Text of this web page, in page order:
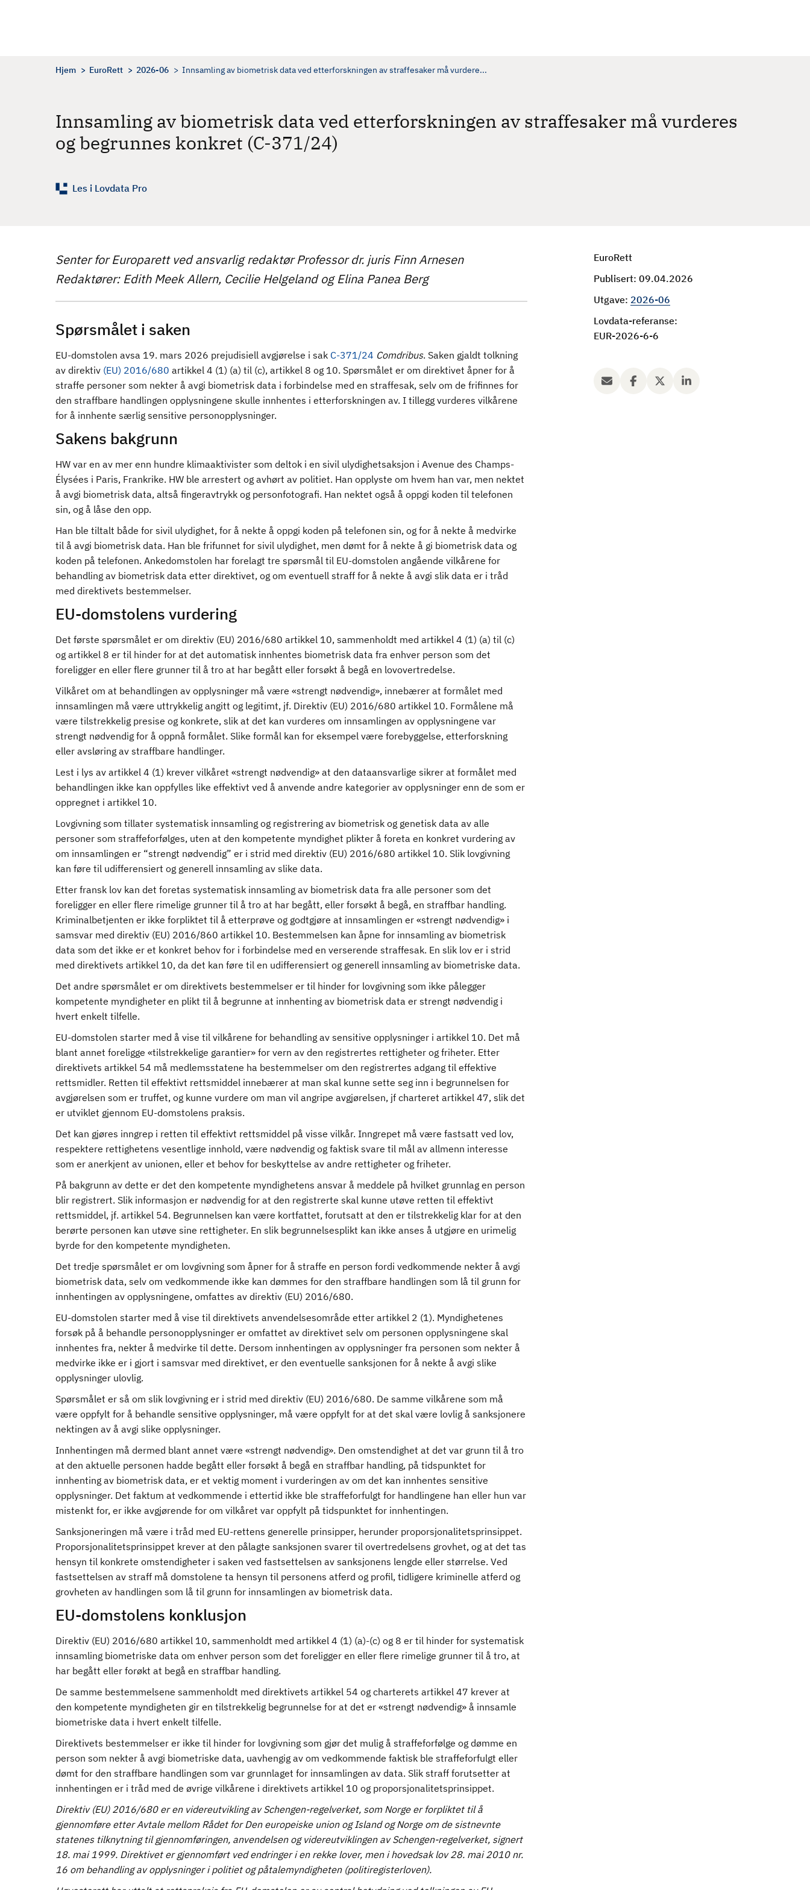
Hjem EuroRett 2026-06 Innsamling av biometrisk data ved etterforskningen av straffesaker må vurdere...
Innsamling av biometrisk data ved etterforskningen av straffesaker må vurderes
og begrunnes konkret (C-371/24)
Les i Lovdata Pro
Senter for Europarett ved ansvarlig redaktør Professor dr. juris Finn Arnesen
Redaktører: Edith Meek Allern, Cecilie Helgeland og Elina Panea Berg
Spørsmålet i saken
EU-domstolen avsa 19. mars 2026 prejudisiell avgjørelse i sak C-371/24 Comdribus. Saken gjaldt tolkning
av direktiv (EU) 2016/680 artikkel 4 (1) (a) til (c), artikkel 8 og 10. Spørsmålet er om direktivet åpner for å
straffe personer som nekter å avgi biometrisk data i forbindelse med en straffesak, selv om de frifinnes for
den straffbare handlingen opplysningene skulle innhentes i etterforskningen av. I tillegg vurderes vilkårene
for å innhente særlig sensitive personopplysninger.
Sakens bakgrunn
HW var en av mer enn hundre klimaaktivister som deltok i en sivil ulydighetsaksjon i Avenue des Champs-
Élysées i Paris, Frankrike. HW ble arrestert og avhørt av politiet. Han opplyste om hvem han var, men nektet
å avgi biometrisk data, altså fingeravtrykk og personfotografi. Han nektet også å oppgi koden til telefonen
sin, og å låse den opp.
Han ble tiltalt både for sivil ulydighet, for å nekte å oppgi koden på telefonen sin, og for å nekte å medvirke
til å avgi biometrisk data. Han ble frifunnet for sivil ulydighet, men dømt for å nekte å gi biometrisk data og
koden på telefonen. Ankedomstolen har forelagt tre spørsmål til EU-domstolen angående vilkårene for
behandling av biometrisk data etter direktivet, og om eventuell straff for å nekte å avgi slik data er i tråd
med direktivets bestemmelser.
EU-domstolens vurdering
Det første spørsmålet er om direktiv (EU) 2016/680 artikkel 10, sammenholdt med artikkel 4 (1) (a) til (c)
og artikkel 8 er til hinder for at det automatisk innhentes biometrisk data fra enhver person som det
foreligger en eller flere grunner til å tro at har begått eller forsøkt å begå en lovovertredelse.
Vilkåret om at behandlingen av opplysninger må være «strengt nødvendig», innebærer at formålet med
innsamlingen må være uttrykkelig angitt og legitimt, jf. Direktiv (EU) 2016/680 artikkel 10. Formålene må
være tilstrekkelig presise og konkrete, slik at det kan vurderes om innsamlingen av opplysningene var
strengt nødvendig for å oppnå formålet. Slike formål kan for eksempel være forebyggelse, etterforskning
eller avsløring av straffbare handlinger.
Lest i lys av artikkel 4 (1) krever vilkåret «strengt nødvendig» at den dataansvarlige sikrer at formålet med
behandlingen ikke kan oppfylles like effektivt ved å anvende andre kategorier av opplysninger enn de som er
oppregnet i artikkel 10.
Lovgivning som tillater systematisk innsamling og registrering av biometrisk og genetisk data av alle
personer som straffeforfølges, uten at den kompetente myndighet plikter å foreta en konkret vurdering av
om innsamlingen er “strengt nødvendig” er i strid med direktiv (EU) 2016/680 artikkel 10. Slik lovgivning
kan føre til udifferensiert og generell innsamling av slike data.
Etter fransk lov kan det foretas systematisk innsamling av biometrisk data fra alle personer som det
foreligger en eller flere rimelige grunner til å tro at har begått, eller forsøkt å begå, en straffbar handling.
Kriminalbetjenten er ikke forpliktet til å etterprøve og godtgjøre at innsamlingen er «strengt nødvendig» i
samsvar med direktiv (EU) 2016/860 artikkel 10. Bestemmelsen kan åpne for innsamling av biometrisk
data som det ikke er et konkret behov for i forbindelse med en verserende straffesak. En slik lov er i strid
med direktivets artikkel 10, da det kan føre til en udifferensiert og generell innsamling av biometriske data.
Det andre spørsmålet er om direktivets bestemmelser er til hinder for lovgivning som ikke pålegger
kompetente myndigheter en plikt til å begrunne at innhenting av biometrisk data er strengt nødvendig i
hvert enkelt tilfelle.
EU-domstolen starter med å vise til vilkårene for behandling av sensitive opplysninger i artikkel 10. Det må
blant annet foreligge «tilstrekkelige garantier» for vern av den registrertes rettigheter og friheter. Etter
direktivets artikkel 54 må medlemsstatene ha bestemmelser om den registrertes adgang til effektive
rettsmidler. Retten til effektivt rettsmiddel innebærer at man skal kunne sette seg inn i begrunnelsen for
avgjørelsen som er truffet, og kunne vurdere om man vil angripe avgjørelsen, jf charteret artikkel 47, slik det
er utviklet gjennom EU-domstolens praksis.
Det kan gjøres inngrep i retten til effektivt rettsmiddel på visse vilkår. Inngrepet må være fastsatt ved lov,
respektere rettighetens vesentlige innhold, være nødvendig og faktisk svare til mål av allmenn interesse
som er anerkjent av unionen, eller et behov for beskyttelse av andre rettigheter og friheter.
På bakgrunn av dette er det den kompetente myndighetens ansvar å meddele på hvilket grunnlag en person
blir registrert. Slik informasjon er nødvendig for at den registrerte skal kunne utøve retten til effektivt
rettsmiddel, jf. artikkel 54. Begrunnelsen kan være kortfattet, forutsatt at den er tilstrekkelig klar for at den
berørte personen kan utøve sine rettigheter. En slik begrunnelsesplikt kan ikke anses å utgjøre en urimelig
byrde for den kompetente myndigheten.
Det tredje spørsmålet er om lovgivning som åpner for å straffe en person fordi vedkommende nekter å avgi
biometrisk data, selv om vedkommende ikke kan dømmes for den straffbare handlingen som lå til grunn for
innhentingen av opplysningene, omfattes av direktiv (EU) 2016/680.
EU-domstolen starter med å vise til direktivets anvendelsesområde etter artikkel 2 (1). Myndighetenes
forsøk på å behandle personopplysninger er omfattet av direktivet selv om personen opplysningene skal
innhentes fra, nekter å medvirke til dette. Dersom innhentingen av opplysninger fra personen som nekter å
medvirke ikke er i gjort i samsvar med direktivet, er den eventuelle sanksjonen for å nekte å avgi slike
opplysninger ulovlig.
Spørsmålet er så om slik lovgivning er i strid med direktiv (EU) 2016/680. De samme vilkårene som må
være oppfylt for å behandle sensitive opplysninger, må være oppfylt for at det skal være lovlig å sanksjonere
nektingen av å avgi slike opplysninger.
Innhentingen må dermed blant annet være «strengt nødvendig». Den omstendighet at det var grunn til å tro
at den aktuelle personen hadde begått eller forsøkt å begå en straffbar handling, på tidspunktet for
innhenting av biometrisk data, er et vektig moment i vurderingen av om det kan innhentes sensitive
opplysninger. Det faktum at vedkommende i ettertid ikke ble straffeforfulgt for handlingene han eller hun var
mistenkt for, er ikke avgjørende for om vilkåret var oppfylt på tidspunktet for innhentingen.
Sanksjoneringen må være i tråd med EU-rettens generelle prinsipper, herunder proporsjonalitetsprinsippet.
Proporsjonalitetsprinsippet krever at den pålagte sanksjonen svarer til overtredelsens grovhet, og at det tas
hensyn til konkrete omstendigheter i saken ved fastsettelsen av sanksjonens lengde eller størrelse. Ved
fastsettelsen av straff må domstolene ta hensyn til personens atferd og profil, tidligere kriminelle atferd og
grovheten av handlingen som lå til grunn for innsamlingen av biometrisk data.
EU-domstolens konklusjon
Direktiv (EU) 2016/680 artikkel 10, sammenholdt med artikkel 4 (1) (a)-(c) og 8 er til hinder for systematisk
innsamling biometriske data om enhver person som det foreligger en eller flere rimelige grunner til å tro, at
har begått eller forøkt at begå en straffbar handling.
De samme bestemmelsene sammenholdt med direktivets artikkel 54 og charterets artikkel 47 krever at
den kompetente myndigheten gir en tilstrekkelig begrunnelse for at det er «strengt nødvendig» å innsamle
biometriske data i hvert enkelt tilfelle.
Direktivets bestemmelser er ikke til hinder for lovgivning som gjør det mulig å straffeforfølge og dømme en
person som nekter å avgi biometriske data, uavhengig av om vedkommende faktisk ble straffeforfulgt eller
dømt for den straffbare handlingen som var grunnlaget for innsamlingen av data. Slik straff forutsetter at
innhentingen er i tråd med de øvrige vilkårene i direktivets artikkel 10 og proporsjonalitetsprinsippet.
Direktiv (EU) 2016/680 er en videreutvikling av Schengen-regelverket, som Norge er forpliktet til å
gjennomføre etter Avtale mellom Rådet for Den europeiske union og Island og Norge om de sistnevnte
statenes tilknytning til gjennomføringen, anvendelsen og videreutviklingen av Schengen-regelverket, signert
18. mai 1999. Direktivet er gjennomført ved endringer i en rekke lover, men i hovedsak lov 28. mai 2010 nr.
16 om behandling av opplysninger i politiet og påtalemyndigheten (politiregisterloven).
EuroRett
Publisert: 09.04.2026
Utgave: 2026-06
Lovdata-referanse:
EUR-2026-6-6